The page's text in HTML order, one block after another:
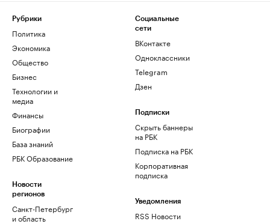
Рубрики
Политика
Экономика
Общество
Бизнес
Технологии и
медиа
Финансы
Биографии
База знаний
РБК Образование
Новости
регионов
Санкт-Петербург
и область
Социальные
сети
ВКонтакте
Одноклассники
Telegram
Дзен
Подписки
Скрыть баннеры
на РБК
Подписка на РБК
Корпоративная
подписка
Уведомления
RSS Новости